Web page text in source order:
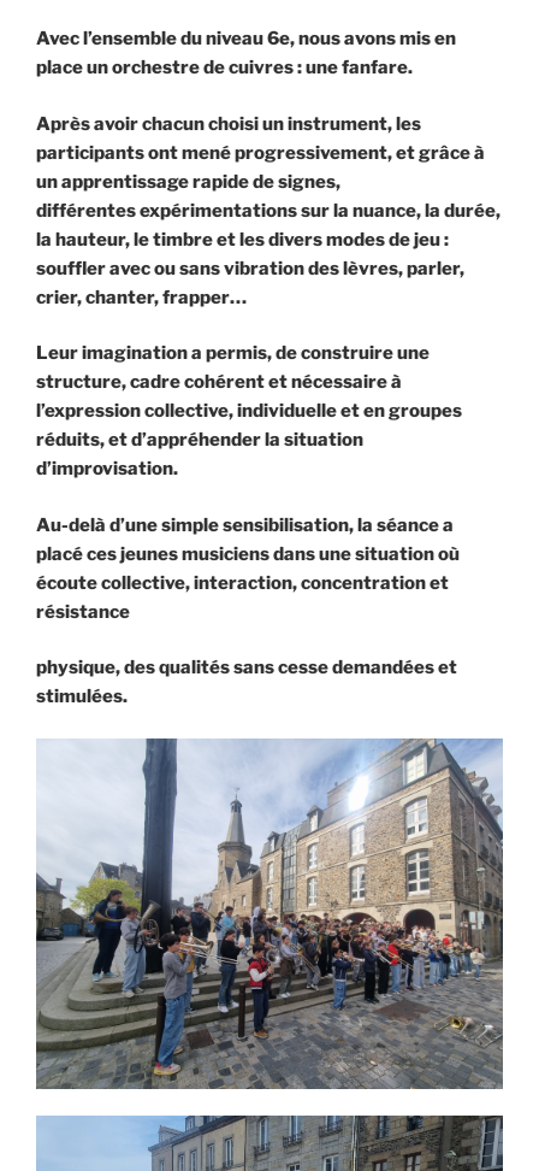
Avec l’ensemble du niveau 6e, nous avons mis en
place un orchestre de cuivres : une fanfare.
Après avoir chacun choisi un instrument, les
participants ont menéprogressivement, et grâce à
un apprentissage rapide de signes,
différentes expérimentations sur la nuance, la durée,
la hauteur, le timbre et les divers modes de jeu :
souffler avec ou sans vibration des lèvres, parler,
crier, chanter,frapper…
Leur imagination a permis, de construire une
structure, cadre cohérent etnécessaire à
l’expression collective, individuelle et en groupes
réduits, et d’appréhender la situation
d’improvisation.
Au-delà d’une simple sensibilisation, la séance a
placé ces jeunes musiciens dans une situation où
écoute collective, interaction, concentration et
résistance
physique, des qualités sans cesse demandées et
stimulées.